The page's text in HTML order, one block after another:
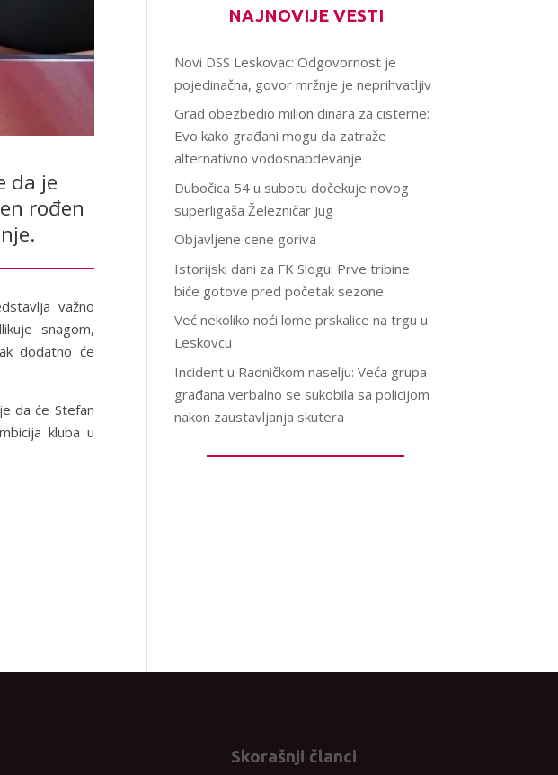
da je
rođen
važno
snagom,
dodatno će
da će Stefan
kluba u
NAJNOVIJE VESTI
Novi DSS Leskovac: Odgovornost je
pojedinačna, govor mržnje je neprihvatljiv
Grad obezbedio milion dinara za cisterne:
Evo kako građani mogu da zatraže
alternativno vodosnabdevanje
Dubočica 54 u subotu dočekuje novog
superligaša Železničar Jug
Objavljene cene goriva
Istorijski dani za FK Slogu: Prve tribine
biće gotove pred početak sezone
Već nekoliko noći lome prskalice na trgu u
Leskovcu
Incident u Radničkom naselju: Veća grupa
građana verbalno se sukobila sa policijom
nakon zaustavljanja skutera
Skorašnji članci